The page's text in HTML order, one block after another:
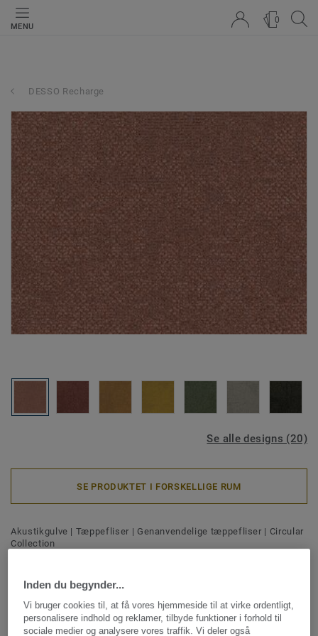
MENU
0
DESSO Recharge
Se alle designs (20)
SE PRODUKTET I FORSKELLIGE RUM
Akustikgulve | Tæppefliser | Genanvendelige tæppefliser | Circular
Collection
Recharge AC41 2075
DESSO Recharge er et ægte cirkulært produkt som har det
Inden du begynder...
Vi bruger cookies til, at få vores hjemmeside til at virke ordentligt,
personalisere indhold og reklamer, tilbyde funktioner i forhold til
sociale medier og analysere vores traffik. Vi deler også